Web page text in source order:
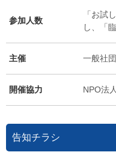
参加人数
「お試
し、「
主催 一般社
開催協力 NPO法
告知チラシ